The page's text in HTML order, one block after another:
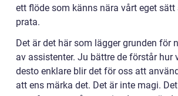
ett flöde som känns nära vårt eget
prata.
Det är det här som lägger grunden för
av assistenter. Ju bättre de förstår hur
desto enklare blir det för oss att
att ens märka det. Det är inte magi.